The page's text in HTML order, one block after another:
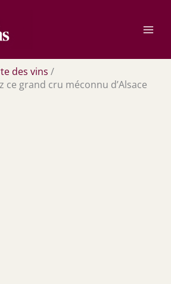
des vins
ce grand cru méconnu d’Alsace